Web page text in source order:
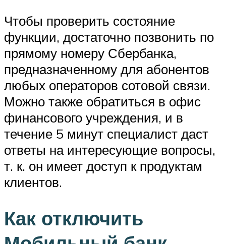
Чтобы проверить состояние
функции, достаточно позвонить по
прямому номеру Сбербанка,
предназначенному для абонентов
любых операторов сотовой связи.
Можно также обратиться в офис
финансового учреждения, и в
течение 5 минут специалист даст
ответы на интересующие вопросы,
т. к. он имеет доступ к продуктам
клиентов.
Как отключить